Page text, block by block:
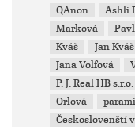
QAnon
Ashli
Marková
Kváš
Jan Kváš
Jana Volfová
P. J. Real HB s.r.o.
Orlová
Českoslovenští